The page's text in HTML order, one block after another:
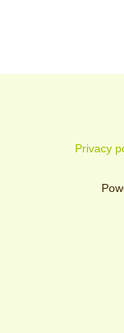
Privacy